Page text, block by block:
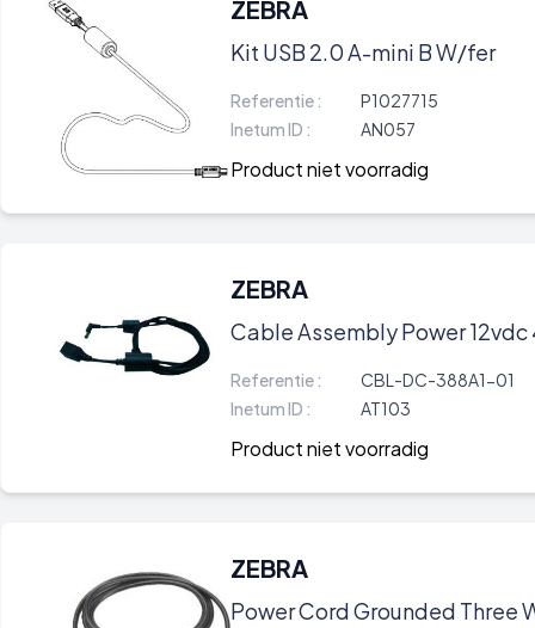
ZEBRA
Kit USB 2.0 A-mini B W/fer
Referentie :
P1027715
Inetum ID :
AN057
Product niet voorradig
ZEBRA
Cable Assembly Power 12vdc
Referentie :
CBL-DC-388A1-01
Inetum ID :
AT103
Product niet voorradig
ZEBRA
Power Cord Grounded Three